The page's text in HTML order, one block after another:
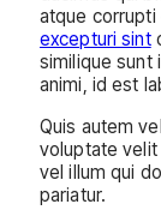
atque
excepturi sint
similique sunt
animi, id est
Quis autem
voluptate velit
vel illum qui
pariatur.